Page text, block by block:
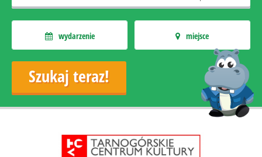
wydarzenie miejsce